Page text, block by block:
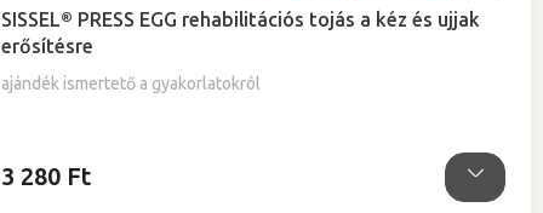
SISSEL® PRESS EGG rehabilitációs tojás a kéz és ujjak
erősítésre
ajándék ismertető a gyakorlatokról
átlagos
értékelése
5-
3 280 Ft